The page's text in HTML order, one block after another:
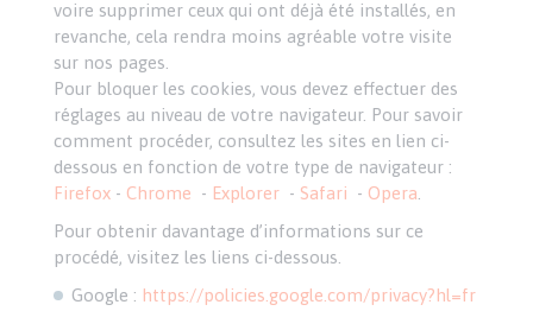
voire supprimer ceux qui ont déjà été installés, en
revanche, cela rendra moins agréable votre visite
sur nos pages.
Pour bloquer les cookies, vous devez effectuer des
réglages au niveau de votre navigateur. Pour savoir
comment procéder, consultez les sites en lien ci-
dessous en fonction de votre type de navigateur :
Firefox- Chrome - Explorer- Safari - Opera
Pour obtenir davantage d’informations sur ce
procédé, visitez les liens ci-dessous.
Google : https://policies.google.com/privacy?hl=fr